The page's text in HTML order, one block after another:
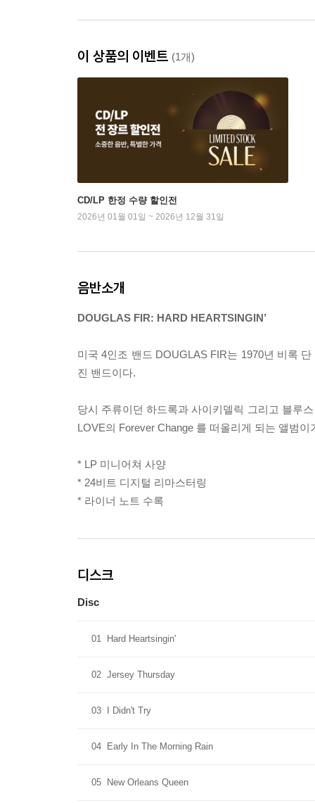
이 상품의 이벤트 (1개)
CD/LP 한정 수량 할인전
2026년 01월 01일 ~ 2026년 12월 31일
음반소개
DOUGLAS FIR: HARD HEARTSINGIN’
미국 4인조 밴드 DOUGLAS FIR는 1970년 비록
진 밴드이다.
당시 주류이던 하드록과 사이키델릭 그리고 블루
LOVE의 Forever Change 를 떠올리게 되는 앨범이
* LP 미니어쳐 사양
* 24비트 디지털 리마스터링
* 라이너 노트 수록
디스크
Disc
01 Hard Heartsingin'
02 Jersey Thursday
03 I Didn't Try
04 Early In The Morning Rain
05 New Orleans Queen